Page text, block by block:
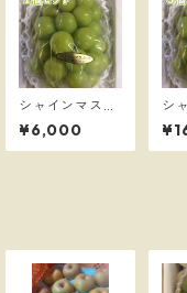
シャインマスカ
ット燦-san- 1
房 60サイズ
¥6,000
シ
ッ
3